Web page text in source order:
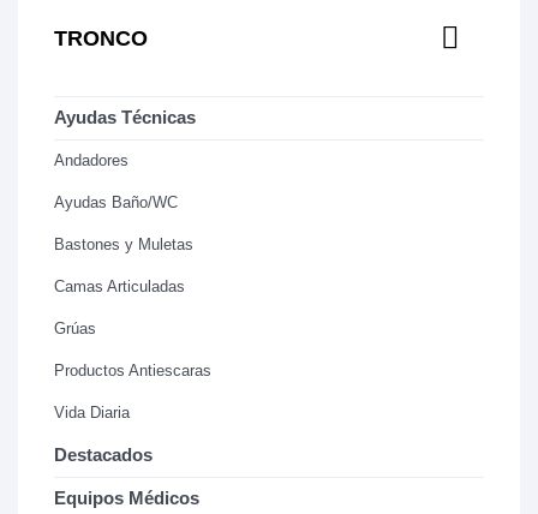
TRONCO
Ayudas Técnicas
Andadores
Ayudas Baño/WC
Bastones y Muletas
Camas Articuladas
Grúas
Productos Antiescaras
Vida Diaria
Destacados
Equipos Médicos